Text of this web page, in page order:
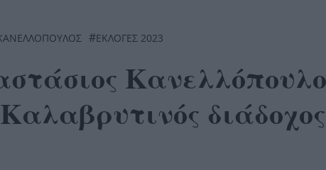
#ΕΚΛΟΓΈΣ 2023
διάδοχος